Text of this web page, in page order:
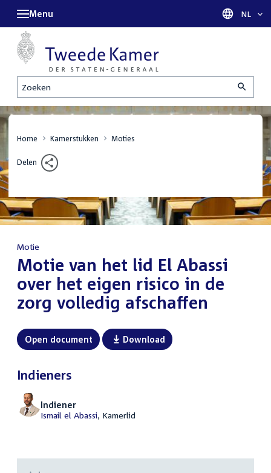
Zoeken
Menu Taal
NL
Home Kamerstukken Moties
Delen
Motie
:Motie van het lid El Abassi
over het eigen risico in de
zorg volledig afschaffen
Open document Download
Indieners
Indiener
Ismail el Abassi, Kamerlid